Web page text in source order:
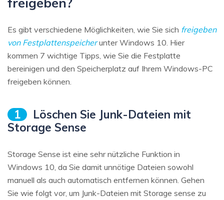
Es gibt verschiedene Möglichkeiten, wie Sie sich freigeben
von Festplattenspeicherunter Windows 10. Hier
kommen 7 wichtige Tipps, wie Sie die Festplatte
bereinigen und den Speicherplatz auf Ihrem Windows-PC
freigeben können.
1
Löschen Sie Junk-Dateien mit
Storage Sense
Storage Sense ist eine sehr nützliche Funktion in
Windows 10, da Sie damit unnötige Dateien sowohl
manuell als auch automatisch entfernen können. Gehen
Sie wie folgt vor, um Junk-Dateien mit Storage sense zu